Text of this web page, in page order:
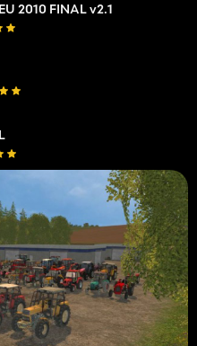
2010 FINAL v2.1